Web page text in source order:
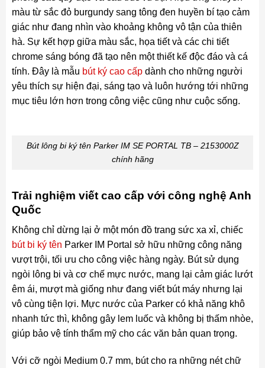
màu từ sắc đỏ burgundy sang tông đen huyền bí tạo cảm
giác như đang nhìn vào khoảng không vô tận của thiên
hà. Sự kết hợp giữa màu sắc, họa tiết và các chi tiết
chrome sáng bóng đã tạo nên một thiết kế độc đáo và cá
tính. Đây là mẫu bút ký cao cấpdành cho những người
yêu thích sự hiện đại, sáng tạo và luôn hướng tới những
mục tiêu lớn hơn trong công việc cũng như cuộc sống.
Bút lông bi ký tên Parker IM SE PORTAL TB – 2153000Z
chính hãng
Trải nghiệm viết cao cấp với công nghệ Anh
Quốc
Không chỉ dừng lại ở một món đồ trang sức xa xỉ, chiếc
bút bi ký tên Parker IM Portal sở hữu những công năng
vượt trội, tối ưu cho công việc hàng ngày. Bút sử dụng
ngòi lông bi và cơ chế mực nước, mang lại cảm giác lướt
êm ái, mượt mà giống như đang viết bút máy nhưng lại
vô cùng tiện lợi. Mực nước của Parker có khả năng khô
nhanh tức thì, không gây lem luốc và không bị thấm nhòe,
giúp bảo vệ tính thẩm mỹ cho các văn bản quan trọng.
Với cỡ ngòi Medium 0.7 mm, bút cho ra những nét chữ